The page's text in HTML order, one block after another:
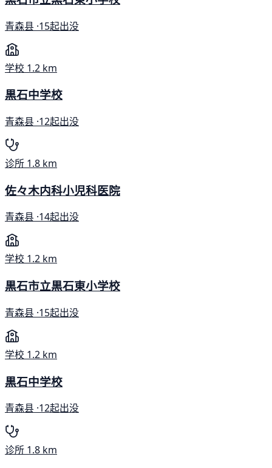
青森县 ·15起出没
学校 1.2 km
黒石中学校
青森县 ·12起出没
诊所 1.8 km
佐々木内科小児科医院
青森县 ·14起出没
学校 1.2 km
黒石市立黒石東小学校
青森县 ·15起出没
学校 1.2 km
黒石中学校
青森县 ·12起出没
诊所 1.8 km